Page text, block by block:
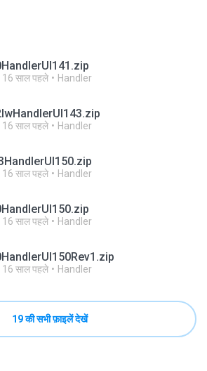
16 साल पहले Handler
16 साल पहले Handler
16 साल पहले Handler
16 साल पहले Handler
16 साल पहले Handler
19 की सभी फ़ाइलें देखें